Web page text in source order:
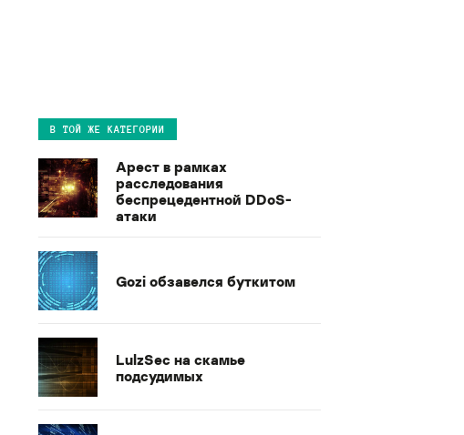
В ТОЙ ЖЕ КАТЕГОРИИ
Арест в рамках
расследования
беспрецедентной DDoS-
атаки
Gozi обзавелся буткитом
LulzSec на скамье
подсудимых